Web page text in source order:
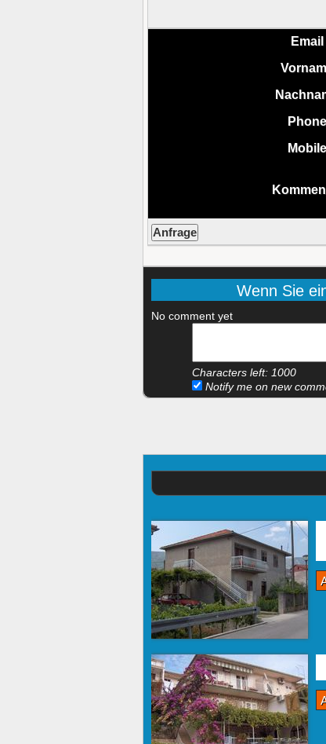
Email
Phone
Mobile
Wenn Sie
No comment yet
Characters left: 1000
Notify me on new